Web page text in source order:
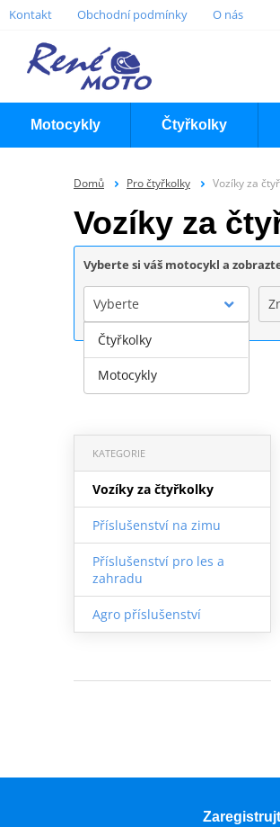
Kontakt Obchodní podmínky O nás
Motocykly Čtyřkolky
Domů Pro čtyřkolky Vozíky za
Vozíky za
Vyberte si váš motocykl a
Vyberte
KATEGORIE
Vozíky za čtyřkolky
Příslušenství na zimu
Příslušenství pro les a
zahradu
Agro příslušenství
Čtyřkolky
Motocykly